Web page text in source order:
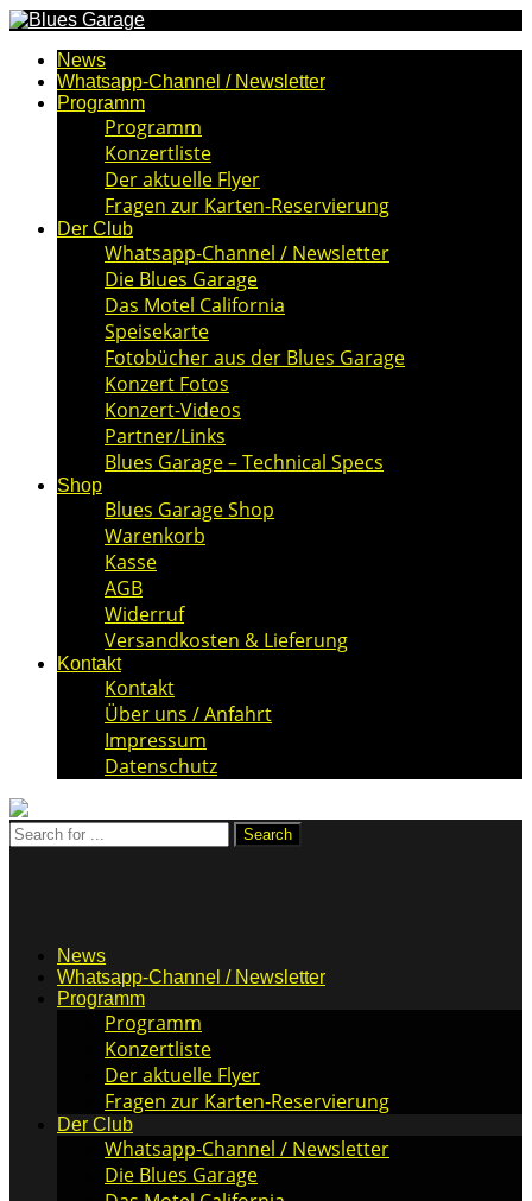
News
Whatsapp-Channel / Newsletter
Programm
Programm
Konzertliste
Der aktuelle Flyer
Fragen zur Karten-Reservierung
Der Club
Whatsapp-Channel / Newsletter
Die Blues Garage
Das Motel California
Speisekarte
Fotobücher aus der Blues Garage
Konzert Fotos
Konzert-Videos
Partner/Links
Blues Garage – Technical Specs
Shop
Blues Garage Shop
Warenkorb
Kasse
AGB
Widerruf
Versandkosten & Lieferung
Kontakt
Kontakt
Über uns / Anfahrt
Impressum
Datenschutz
News
Whatsapp-Channel / Newsletter
Programm
Programm
Konzertliste
Der aktuelle Flyer
Fragen zur Karten-Reservierung
Der Club
Whatsapp-Channel / Newsletter
Die Blues Garage